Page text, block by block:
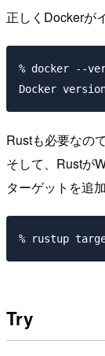
正しくDockerが
% docker --
Rustも必要なので
そして、Rustが
ターゲットを追
Try